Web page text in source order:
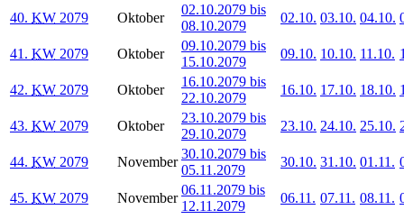
40. KW 2079 Oktober
02.10.2079 bis
08.10.2079
02.10. 03.10. 04.10.
41. KW 2079 Oktober
09.10.2079 bis
15.10.2079
09.10. 10.10. 11.10.
42. KW 2079 Oktober
16.10.2079 bis
22.10.2079
16.10. 17.10. 18.10.
43. KW 2079 Oktober
23.10.2079 bis
29.10.2079
23.10. 24.10. 25.10.
44. KW 2079 November
30.10.2079 bis
05.11.2079
30.10. 31.10. 01.11.
45. KW 2079 November
06.11.2079 bis
12.11.2079
06.11. 07.11. 08.11.